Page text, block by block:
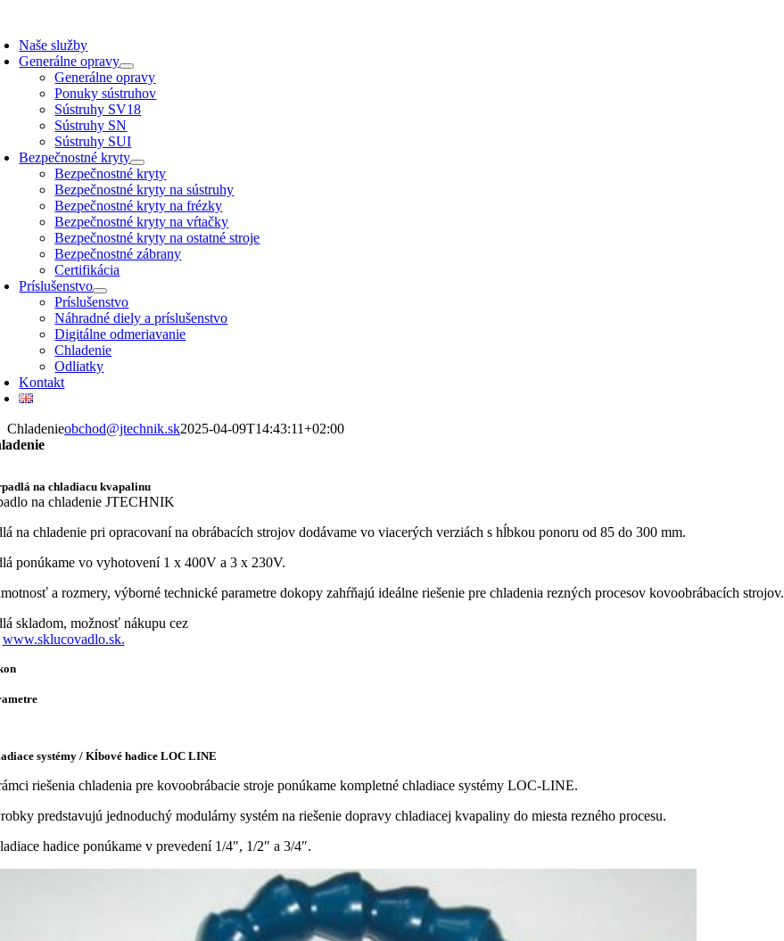
content
Naše služby
Generálne opravy
Generálne opravy
Ponuky sústruhov
Sústruhy SV18
Sústruhy SN
Sústruhy SUI
Bezpečnostné kryty
Bezpečnostné kryty
Bezpečnostné kryty na sústruhy
Bezpečnostné kryty na frézky
Bezpečnostné kryty na vŕtačky
Bezpečnostné kryty na ostatné stroje
Bezpečnostné zábrany
Certifikácia
Príslušenstvo
Príslušenstvo
Náhradné diely a príslušenstvo
Digitálne odmeriavanie
Chladenie
Odliatky
Kontakt
Chladenieobchod@jtechnik.sk2025-04-09T14:43:11+02:00
na chladiacu kvapalinu
na chladenie pri opracovaní na obrábacích strojov dodávame vo viacerých verziách s hĺbkou ponoru od 85 do 300 mm.
ponúkame vo vyhotovení 1 x 400V a 3 x 230V.
a rozmery, výborné technické parametre dokopy zahŕňajú ideálne riešenie pre chladenia rezných procesov kovoobrábacích strojov.
skladom, možnosť nákupu cez
www.sklucovadlo.sk.
systémy / Kĺbové hadice LOC LINE
riešenia chladenia pre kovoobrábacie stroje ponúkame kompletné chladiace systémy LOC-LINE.
predstavujú jednoduchý modulárny systém na riešenie dopravy chladiacej kvapaliny do miesta rezného procesu.
hadice ponúkame v prevedení 1/4″, 1/2″ a 3/4″.